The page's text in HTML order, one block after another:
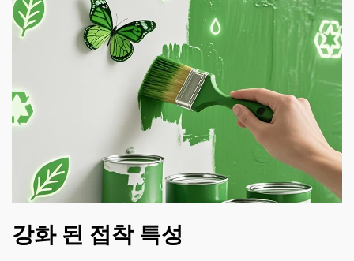
강화 된 접착 특성